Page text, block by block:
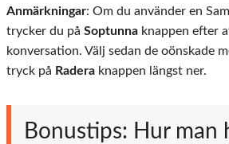
Anmärkningar: Om du använder en
trycker du på Soptunna knappen efter
konversation. Välj sedan de oönskade
tryck på Radera knappen längst ner.
Bonustips: Hur man